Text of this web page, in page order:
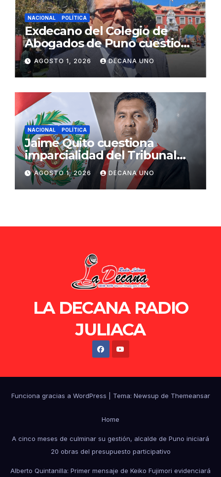
NACIONAL POLÍTICA
Exdecano del Colegio de
Abogados de Puno cuestiona
propuestas sobre seguridad
ciudadana
AGOSTO 1, 2026 DECANA UNO
NACIONAL POLÍTICA
Jaime Quito cuestiona
imparcialidad del Tribunal
Constitucional tras liberación
de Ollanta Humala
AGOSTO 1, 2026 DECANA UNO
LA DECANA RADIO
JULIACA
Funciona gracias a WordPress Tema: Newsup de Themeansar
Home
A cinco meses de culminar su gestión, alcalde de Puno iniciará
20 obras del presupuesto participativo
Alberto Quintanilla: Primer mensaje de Keiko Fujimori evidenciará